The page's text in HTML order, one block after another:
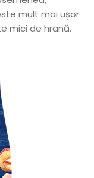
mult mai ușor
mici de hrană.